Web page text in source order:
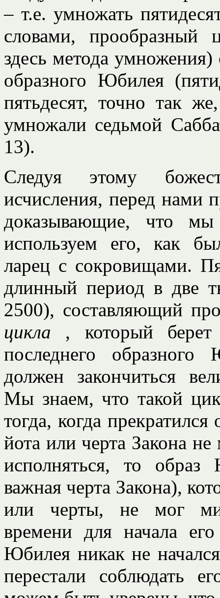
– т.е. умножать
словами, прообразный
здесь метода
образного Юбилея
пятьдесят, точно так
умножали седьмой
13).
Следуя этому
исчисления, перед нами
доказывающие, что
используем его, как
ларец с сокровищами.
длинный период в две
2500), составляющий
цикла , который
последнего
должен закончиться
Мы знаем, что такой
тогда, когда
йота или черта Закона
исполняться, то
важная черта Закона),
или черты, не мог
времени для начала
Юбилея никак не
перестали соблюдать